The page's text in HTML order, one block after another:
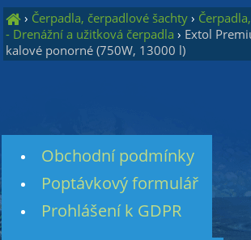
› Čerpadla, čerpadlové šachty ›
- Drenážní a užitková čerpadla › Extol
kalové ponorné (750W, 13000 l)
Obchodní podmínky
Poptávkový formulář
Prohlášení k GDPR